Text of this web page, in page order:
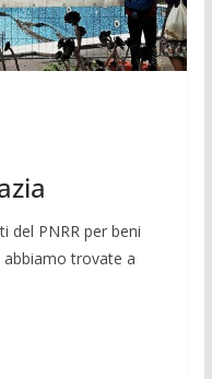
del PNRR per beni
trovate a